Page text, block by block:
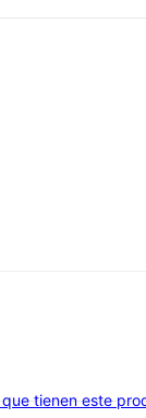
tienen este